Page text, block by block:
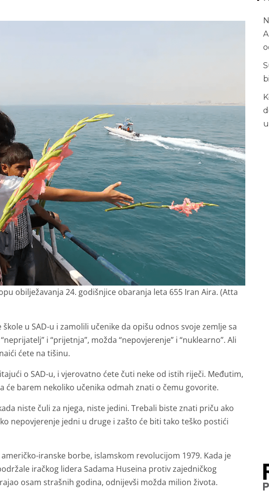
obilježavanja 24. godišnjice obaranja leta 655 Iran Aira. (Atta
u SAD-u i zamolili učenike da opišu odnos svoje zemlje sa
i “prijetnja”, možda “nepovjerenje” i “nuklearno”. Ali
ćete na tišinu.
o SAD-u, i vjerovatno ćete čuti neke od istih riječi. Međutim,
će barem nekoliko učenika odmah znati o čemu govorite.
niste čuli za njega, niste jedini. Trebali biste znati priču ako
nepovjerenje jedni u druge i zašto će biti tako teško postići
iranske borbe, islamskom revolucijom 1979. Kada je
iračkog lidera Sadama Huseina protiv zajedničkog
osam strašnih godina, odnijevši možda milion života.